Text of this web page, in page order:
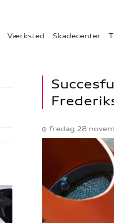
Værksted Skadecenter
fredag 28